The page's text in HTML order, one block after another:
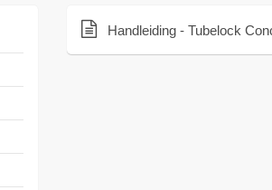
Handleiding - Tubelock